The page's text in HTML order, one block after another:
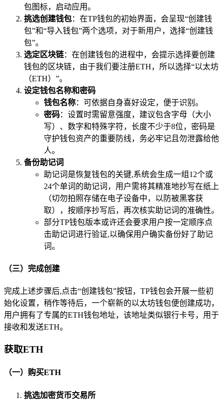
包图标，启动应用。
挑选创建钱包：在TP钱包的初始界面，会呈现“创建钱
包”和“导入钱包”两个选项，对于新用户，选择“创建钱
包”。
选定区块链：在创建钱包的进程中，会提示选择要创建
钱包的区块链，由于我们要注册ETH，所以选择“以太坊
（ETH）”。
设定钱包名称和密码
钱包名称：可依据自身喜好设定，便于识别。
密码：设置时需留意强度，建议包含字母（大小
写）、数字和特殊字符，长度不少于8位，密码是
守护钱包资产的重要防线，务必牢记且勿泄露给他
人。
备份助记词
助记词是恢复钱包的关键,系统会生成一组12个或
24个单词的助记词，用户需将其精准地抄写在纸上
（切勿拍照存储在电子设备中，以防被黑客获
取），按顺序抄写后，再次核实助记词的准确性。
部分TP钱包版本或许还会要求用户按一定顺序点
击助记词进行验证,以确保用户确实备份好了助记
词。
（三）完成创建
完成上述步骤后,点击“创建钱包”按钮，TP钱包会开展一些初
始化设置，稍作等待后，一个崭新的以太坊钱包便创建成功，
用户拥有了专属的ETH钱包地址，该地址类似银行卡号，用于
接收和发送ETH。
获取ETH
（一）购买ETH
挑选加密货币交易所